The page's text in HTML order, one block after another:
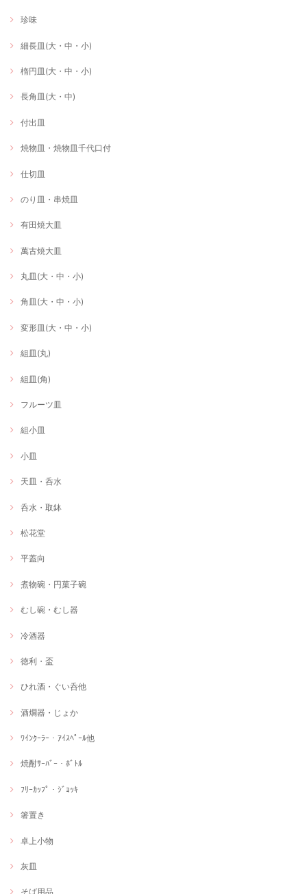
珍味
細長皿(大・中・小)
楕円皿(大・中・小)
長角皿(大・中)
付出皿
焼物皿・焼物皿千代口付
仕切皿
のり皿・串焼皿
有田焼大皿
萬古焼大皿
丸皿(大・中・小)
角皿(大・中・小)
変形皿(大・中・小)
組皿(丸)
組皿(角)
フルーツ皿
組小皿
小皿
天皿・呑水
呑水・取鉢
松花堂
平蓋向
煮物碗・円菓子碗
むし碗・むし器
冷酒器
徳利・盃
ひれ酒・ぐい呑他
酒燗器・じょか
ﾜｲﾝｸｰﾗｰ・ｱｲｽﾍﾟｰﾙ他
焼酎ｻｰﾊﾞｰ・ﾎﾞﾄﾙ
ﾌﾘｰｶｯﾌﾟ・ｼﾞｮｯｷ
箸置き
卓上小物
灰皿
そば用品